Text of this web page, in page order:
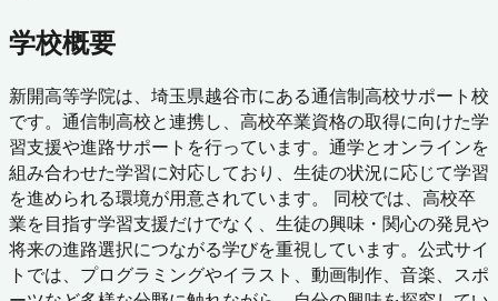
学校概要
新開高等学院は、埼玉県越谷市にある通信制高校サポート校
です。通信制高校と連携し、高校卒業資格の取得に向けた学
習支援や進路サポートを行っています。通学とオンラインを
組み合わせた学習に対応しており、生徒の状況に応じて学習
を進められる環境が用意されています。 同校では、高校卒
業を目指す学習支援だけでなく、生徒の興味・関心の発見や
将来の進路選択につながる学びを重視しています。公式サイ
トでは、プログラミングやイラスト、動画制作、音楽、スポ